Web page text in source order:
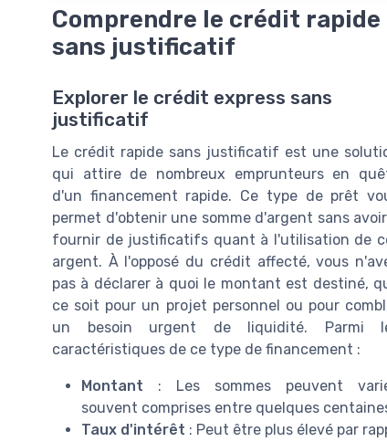
Comprendre le crédit rapide
sans justificatif
Explorer le crédit express sans
justificatif
Le crédit rapide sans justificatif est une
qui attire de nombreux emprunteurs en
d'un financement rapide. Ce type de prêt
permet d'obtenir une somme d'argent sans
fournir de justificatifs quant à l'utilisation de
argent. À l'opposé du crédit affecté, vous
pas à déclarer à quoi le montant est destiné,
ce soit pour un projet personnel ou pour
un besoin urgent de liquidité. Parmi
caractéristiques de ce type de financement :
Montant : Les sommes peuvent
souvent comprises entre quelques
Taux d'intérêt : Peut être plus élevé par